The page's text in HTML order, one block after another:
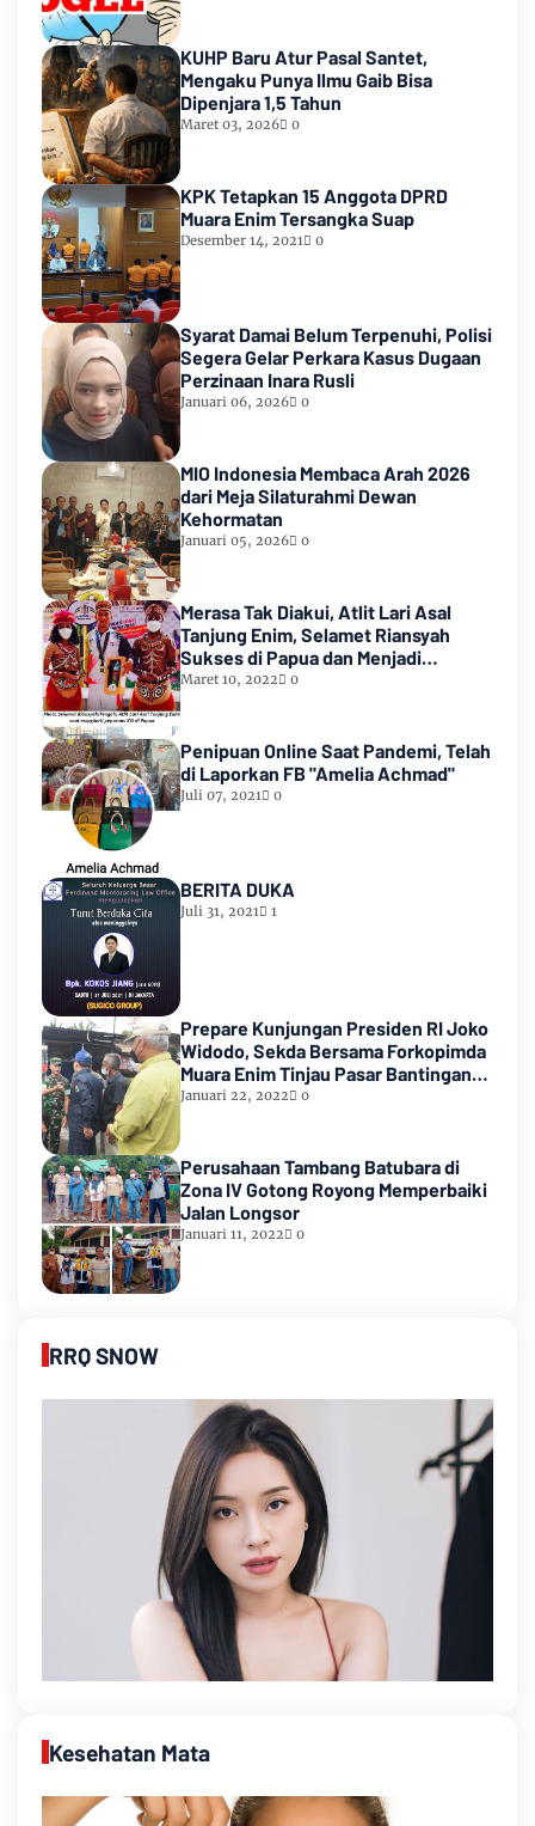
KUHP Baru Atur Pasal Santet,
Mengaku Punya Ilmu Gaib Bisa
Dipenjara 1,5 Tahun
Maret 03, 2026 0
KPK Tetapkan 15 Anggota DPRD
Muara Enim Tersangka Suap
Desember 14, 2021 0
Syarat Damai Belum Terpenuhi, Polisi
Segera Gelar Perkara Kasus Dugaan
Perzinaan Inara Rusli
Januari 06, 2026 0
MIO Indonesia Membaca Arah 2026
dari Meja Silaturahmi Dewan
Kehormatan
Januari 05, 2026 0
Merasa Tak Diakui, Atlit Lari Asal
Tanjung Enim, Selamet Riansyah
Sukses di Papua dan Menjadi
Miliarder
Maret 10, 2022 0
Penipuan Online Saat Pandemi, Telah
di Laporkan FB "Amelia Achmad"
Juli 07, 2021 0
BERITA DUKA
Juli 31, 2021 1
Prepare Kunjungan Presiden RI Joko
Widodo, Sekda Bersama Forkopimda
Muara Enim Tinjau Pasar Bantingan
Tanjung Enim
Januari 22, 2022 0
Perusahaan Tambang Batubara di
Zona IV Gotong Royong Memperbaiki
Jalan Longsor
Januari 11, 2022 0
RRQ SNOW
Kesehatan Mata